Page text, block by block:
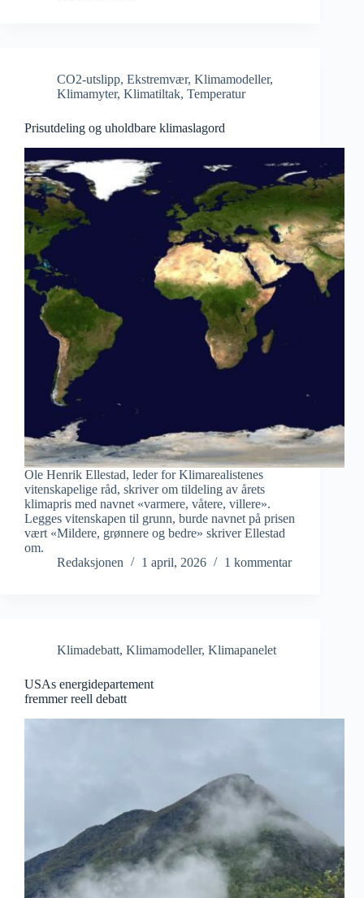
CO2-utslipp, Ekstremvær, Klimamodeller,
Klimamyter, Klimatiltak, Temperatur
Prisutdeling og uholdbare klimaslagord
Ole Henrik Ellestad, leder for Klimarealistenes
vitenskapelige råd, skriver om tildeling av årets
klimapris med navnet «varmere, våtere, villere».
Legges vitenskapen til grunn, burde navnet på prisen
vært «Mildere, grønnere og bedre» skriver Ellestad
om.
Redaksjonen
1 april, 2026 1 kommentar
Klimadebatt, Klimamodeller, Klimapanelet
USAs energidepartement
fremmer reell debatt